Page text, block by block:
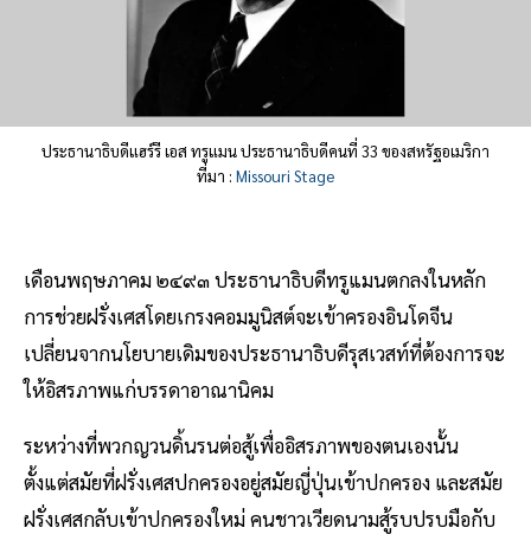
ประธานาธิบดีแฮร์รี เอส ทรูแมน ประธานาธิบดีคนที่ 33 ของสหรัฐอเมริกา
ที่มา : Missouri Stage
เดือนพฤษภาคม ๒๔๙๓ ประธานาธิบดีทรูแมนตกลงในหลัก
การช่วยฝรั่งเศสโดยเกรงคอมมูนิสต์จะเข้าครองอินโดจีน
เปลี่ยนจากนโยบายเดิมของประธานาธิบดีรุสเวสท์ที่ต้องการจะ
ให้อิสรภาพแก่บรรดาอาณานิคม
ระหว่างที่พวกญวนดิ้นรนต่อสู้เพื่ออิสรภาพของตนเองนั้น
ตั้งแต่สมัยที่ฝรั่งเศสปกครองอยู่สมัยญี่ปุ่นเข้าปกครอง และสมัย
ฝรั่งเศสกลับเข้าปกครองใหม่ คนชาวเวียดนามสู้รบปรบมือกับ